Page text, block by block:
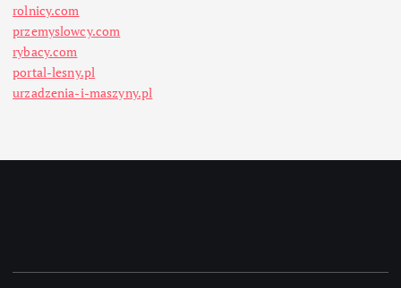
rolnicy.com
przemyslowcy.com
rybacy.com
portal-lesny.pl
urzadzenia-i-maszyny.pl